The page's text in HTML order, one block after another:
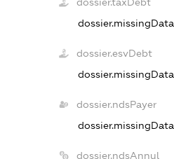
dossier.missingData
dossier.esvDebt
dossier.missingData
dossier.ndsPayer
dossier.missingData
dossier.ndsAnnul